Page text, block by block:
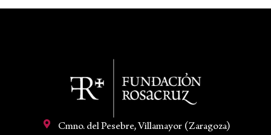
Cmno. del Pesebre, Villamayor (Zaragoza)